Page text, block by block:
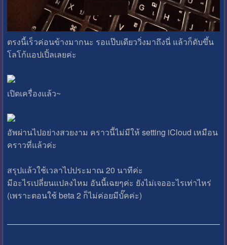
ตรงนี้เร็วค่อนข้างมากนะ รอแป๊บเดียววิ่งมาถึงนี่ แล้วก็ดับขึ้น
โลโก้แอปเปิ้ลเลยค่ะ
เปิดเครื่องแล้ว~
อัพผ่านไปอย่างสวยงาม คราวนี้ไม่มีให้ setting iCloud เหมือน
คราวที่แล้วค่ะ
สรุปแล้วใช้เวลาไปประมาณ 20 นาทีค่ะ
มีอะไรเปลี่ยนแปลงไหม อันนี้เฉยๆค่ะ ยังไม่เจออะไรเท่าไหร่
(เพราะตอนใช้ beta 2 ก็ไม่ค่อยมีบั๊คค่ะ)